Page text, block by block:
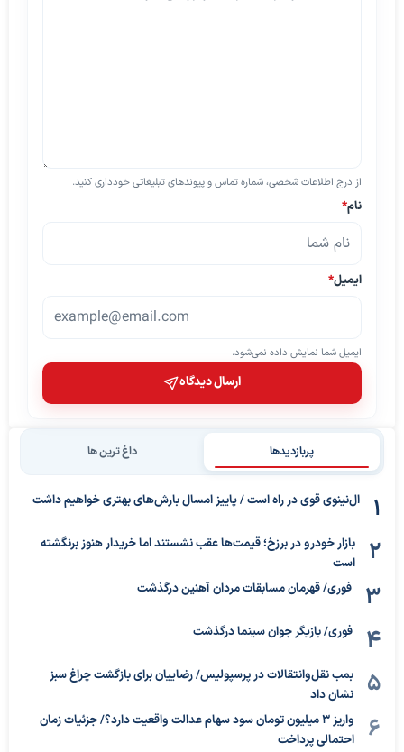
از درج اطلاعات شخصی، شماره تماس و پیوندهای تبلیغاتی خودداری کنید.
نام*
ایمیل*
ایمیل شما نمایش داده نمی‌شود.
ارسال دیدگاه
پربازدیدها داغ ترین ها
ال‌نینوی قوی در راه است / پاییز امسال بارش‌های بهتری خواهیم داشت
بازار خودرو در برزخ؛ قیمت‌ها عقب نشستند اما خریدار هنوز برنگشته
است
فوری/ قهرمان مسابقات مردان آهنین درگذشت
فوری/ بازیگر جوان سینما درگذشت
بمب نقل‌وانتقالات در پرسپولیس/ رضاییان برای بازگشت چراغ سبز
نشان داد
واریز ۳ میلیون تومان سود سهام عدالت واقعیت دارد؟/ جزئیات زمان
احتمالی پرداخت